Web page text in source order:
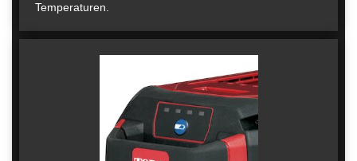
Temperaturen.